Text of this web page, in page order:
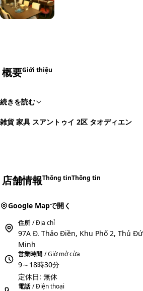
概要Giới thiệu
続きを読む
雑貨 家具 スアントゥイ 2区 タオディエン
店舗情報Thông tinThông tin
Google Mapで開く
住所 / Địa chỉ
97A Đ. Thảo Điền, Khu Phố 2, Thủ
Minh
営業時間 / Giờ mở cửa
9～18時30分
定休日: 無休
電話 / Điện thoại